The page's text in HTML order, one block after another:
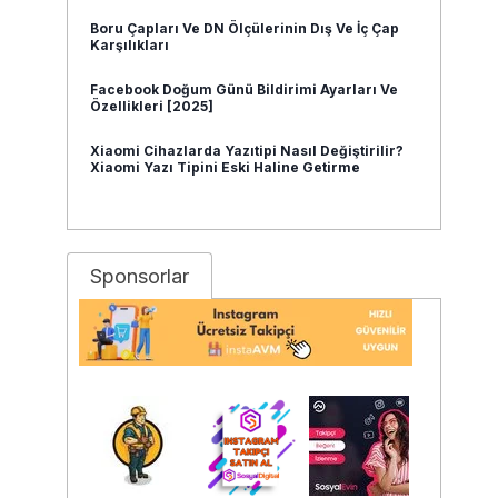
Boru Çapları Ve DN Ölçülerinin Dış Ve İç Çap
Karşılıkları
Facebook Doğum Günü Bildirimi Ayarları Ve
Özellikleri [2025]
Xiaomi Cihazlarda Yazıtipi Nasıl Değiştirilir?
Xiaomi Yazı Tipini Eski Haline Getirme
Sponsorlar